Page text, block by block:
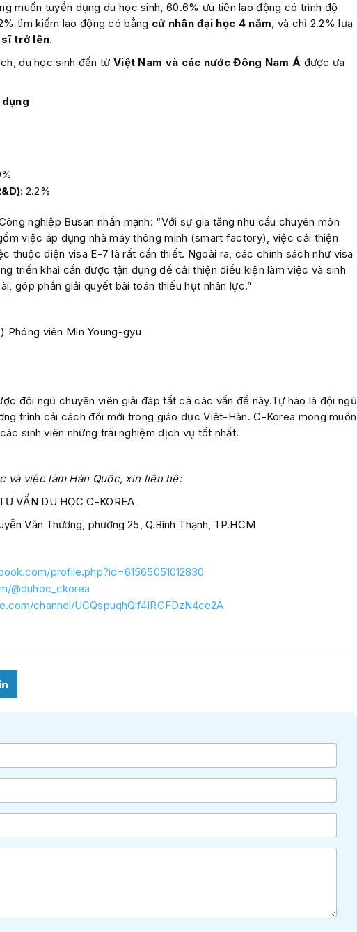
muốn tuyển dụng du học sinh, 60.6% ưu tiên lao động có trình độ
tìm kiếm lao động có bằng cử nhân đại học 4 năm, và chỉ 2.2% lựa
trở lên.
du học sinh đến từ Việt Nam và các nước Đông Nam Á được ưa
: 2.2%
nghiệp Busan nhấn mạnh: “Với sự gia tăng nhu cầu chuyên môn
việc áp dụng nhà máy thông minh (smart factory), việc cải thiện
thuộc diện visa E-7 là rất cần thiết. Ngoài ra, các chính sách như visa
triển khai cần được tận dụng để cải thiện điều kiện làm việc và sinh
góp phần giải quyết bài toán thiếu hụt nhân lực.”
Phóng viên Min Young-gyu
đội ngũ chuyên viên giải đáp tất cả các vấn đề này.Tự hào là đội ngũ
trình cải cách đổi mới trong giáo dục Việt-Hàn. C-Korea mong muốn
sinh viên những trải nghiệm dịch vụ tốt nhất.
và việc làm Hàn Quốc, xin liên hệ:
VẤN DU HỌC C-KOREA
Văn Thương, phường 25, Q.Bình Thạnh, TP.HCM
profile.php?id=61565051012830
@duhoc_ckorea
channel/UCQspuqhQlf4IRCFDzN4ce2A